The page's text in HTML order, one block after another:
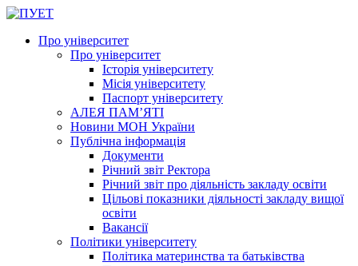
Про університет
Про університет
Історія університету
Місія університету
Паспорт університету
АЛЕЯ ПАМ’ЯТІ
Новини МОН України
Публічна інформація
Документи
Річний звіт Ректора
Річний звіт про діяльність закладу освіти
Цільові показники діяльності закладу вищої
освіти
Вакансії
Політики університету
Політика материнства та батьківства